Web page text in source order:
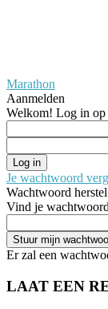
Marathon
Aanmelden
Welkom! Log in op
Je wachtwoord
Wachtwoord herstel
Vind je
Er zal een
LAAT EEN